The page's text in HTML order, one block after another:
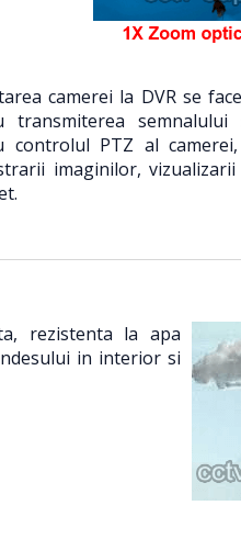
camerei la DVR se
transmiterea
controlul PTZ al
imaginilor,
rezistenta la apa
in interior si